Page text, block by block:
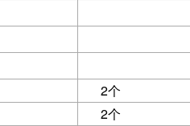
2个
2个